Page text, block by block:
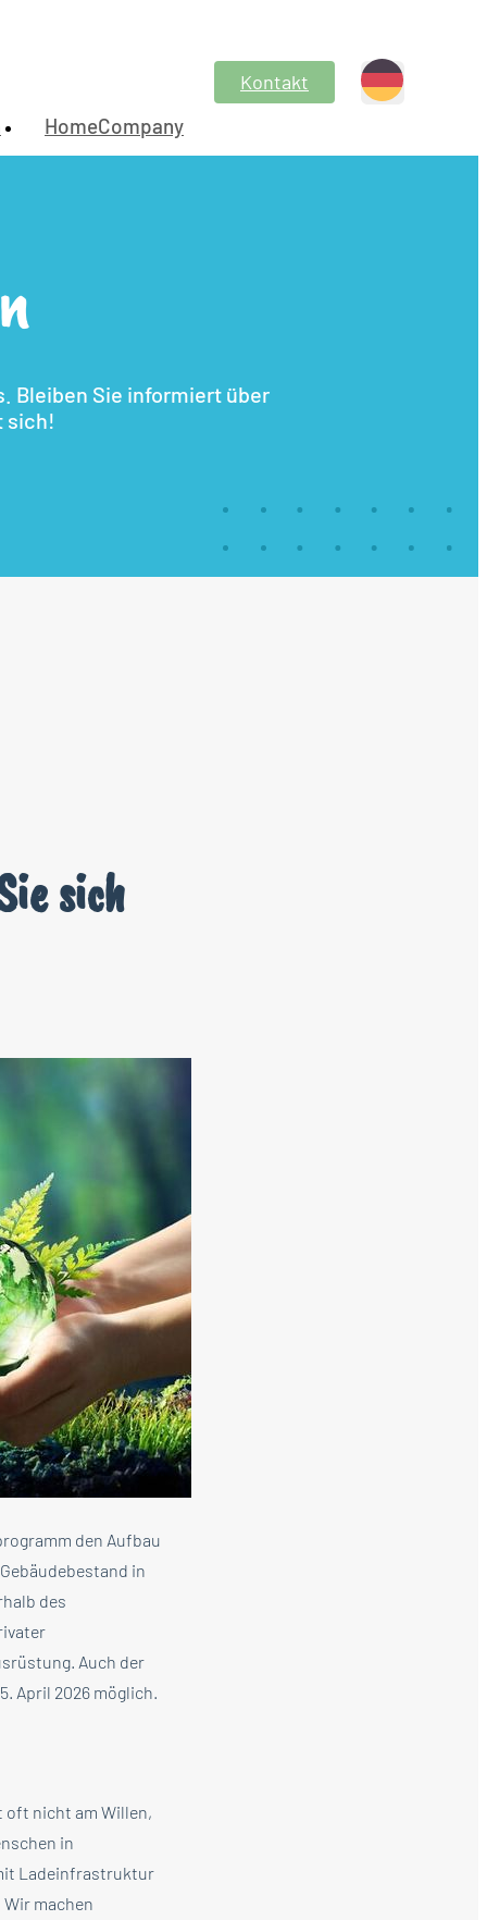
HomeCompany
Kontakt
Bleiben Sie informiert über
sich!
sich
den Aufbau
in
des
Auch der
April 2026 möglich.
oft nicht am Willen,
in
Ladeinfrastruktur
machen